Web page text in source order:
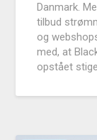
Danmark.
tilbud
og
med, at
opstået